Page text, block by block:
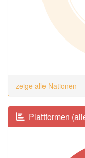
zeige alle Nationen
Plattformen